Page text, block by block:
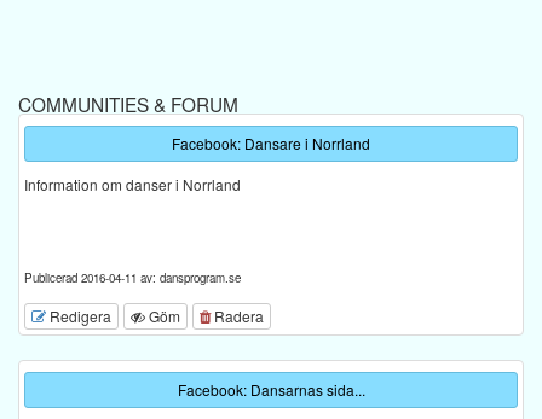
COMMUNITIES & FORUM
Facebook: Dansare i Norrland
Information om danser i Norrland
Publicerad 2016-04-11 av: dansprogram.se
Redigera Göm Radera
Facebook: Dansarnas sida...